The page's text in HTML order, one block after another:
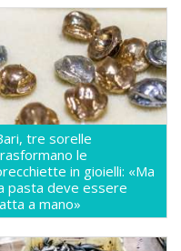
tre sorelle
le
in gioielli: «Ma
pasta deve essere
a mano»